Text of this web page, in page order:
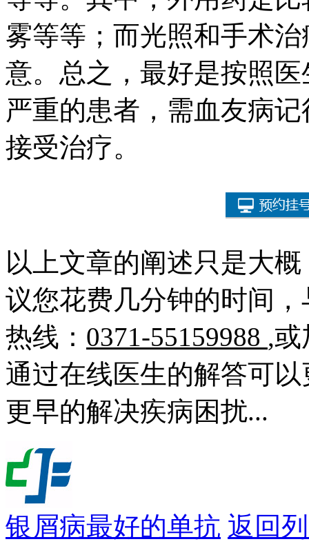
雾等等；而光照和手术
意。总之，最好是按照
严重的患者，需血友病
接受治疗。
以上文章的阐述只是大
议您花费几分钟的时间，
热线： 0371-55159988 ,或
通过在线医生的解答可
更早的解决疾病困扰...
银屑病最好的单抗 返回